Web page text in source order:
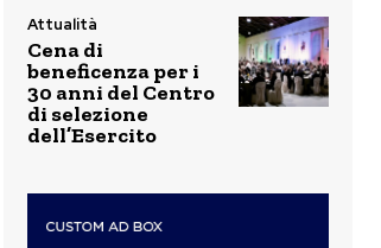
Attualità
Cena di
beneficenza per i
30 anni del Centro
di selezione
dell’Esercito